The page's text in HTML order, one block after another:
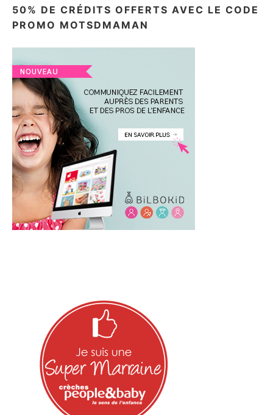
50% DE CRÉDITS OFFERTS AVEC LE CODE
PROMO MOTSDMAMAN